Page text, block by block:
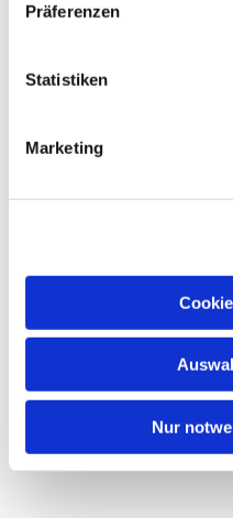
Präferenzen
Statistiken
Marketing
Nur